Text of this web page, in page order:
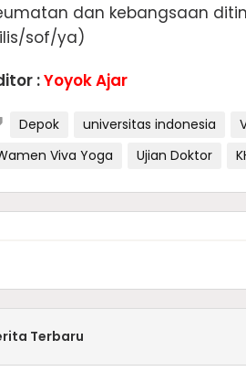
dan kebangsaan
sof/ya)
:Yoyok Ajar
Depok universitas indonesia
Viva Yoga
Ujian Doktor
Terbaru